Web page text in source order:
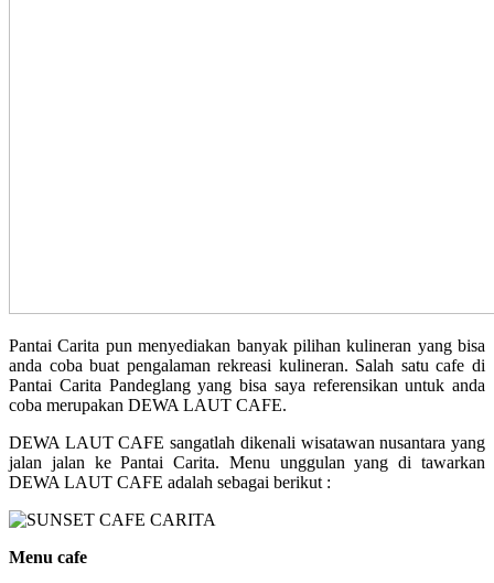
Pantai Carita pun menyediakan banyak pilihan kulineran yang bisa
anda coba buat pengalaman rekreasi kulineran. Salah satu cafe di
Pantai Carita Pandeglang yang bisa saya referensikan untuk anda
coba merupakan DEWA LAUT CAFE.
DEWA LAUT CAFE sangatlah dikenali wisatawan nusantara yang
jalan jalan ke Pantai Carita. Menu unggulan yang di tawarkan
DEWA LAUT CAFE adalah sebagai berikut :
Menu cafe